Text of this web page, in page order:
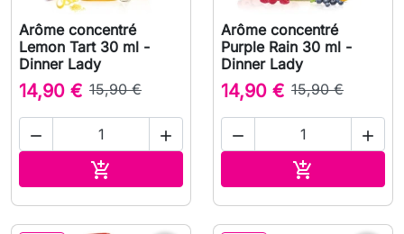
Arôme concentré
Lemon Tart 30 ml -
Dinner Lady
14,90 € 15,90 €
 

Arôme concentré
Purple Rain 30 ml -
Dinner Lady
14,90 € 15,90 €
 
